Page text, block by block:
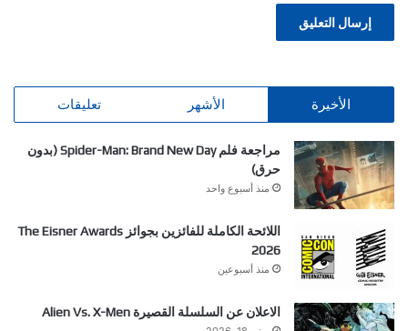
الأخيرة الأشهر تعليقات
مراجعة فلم Spider-Man: Brand New Day (بدون
حرق)
منذ أسبوع واحد
اللائحة الكاملة للفائزين بجوائز The Eisner Awards
2026
منذ أسبوعين
الاعلان عن السلسلة القصيرة Alien Vs. X-Men